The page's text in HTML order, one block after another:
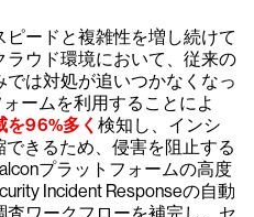
ードと複雑性を増し続けて
ウド環境において、従来の
は対処が追いつかなくなっ
ームを利用することによ
を96%多く検知し、インシ
きるため、侵害を阻止する
プラットフォームの高度
Incident Responseの自動